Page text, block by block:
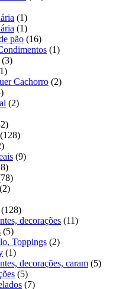
11
produto
11
produto
pão 1616
produtos
11
33
11
produto
Cachorro 22
3
produtos
22
32
produtos
128128
12
produtos
99
18
produtos
7878
produtos
22
128128
produtos
decorações 1111
55
produtos
Toppings 22
11
produto
decorações, caram 55
55
produtos
77